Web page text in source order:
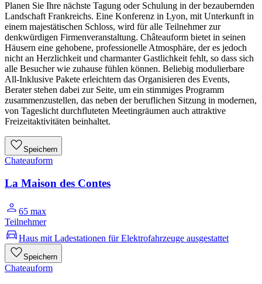
Planen Sie Ihre nächste Tagung oder Schulung in der bezaubernden
Landschaft Frankreichs. Eine Konferenz in Lyon, mit Unterkunft in
einem majestätischen Schloss, wird für alle Teilnehmer zur
denkwürdigen Firmenveranstaltung. Châteauform bietet in seinen
Häusern eine gehobene, professionelle Atmosphäre, der es jedoch
nicht an Herzlichkeit und charmanter Gastlichkeit fehlt, so dass sich
alle Besucher wie zuhause fühlen können. Beliebig modulierbare
All-Inklusive Pakete erleichtern das Organisieren des Events,
Berater stehen dabei zur Seite, um ein stimmiges Programm
zusammenzustellen, das neben der beruflichen Sitzung in modernen,
von Tageslicht durchfluteten Meetingräumen auch attraktive
Freizeitaktivitäten beinhaltet.
Speichern
Chateauform
La Maison des Contes
65 max
Teilnehmer
Haus mit Ladestationen für Elektrofahrzeuge ausgestattet
Speichern
Chateauform